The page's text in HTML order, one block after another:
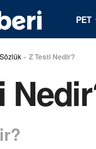
PET
» Z Testi Nedir?